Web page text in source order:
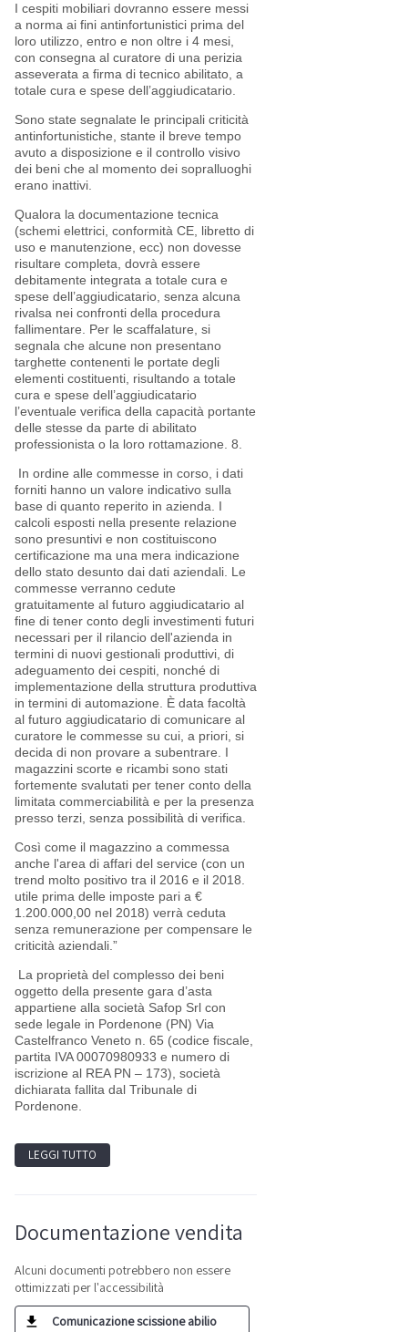
I cespiti mobiliari dovranno essere messi
a norma ai fini antinfortunistici prima del
loro utilizzo, entro e non oltre i 4 mesi,
con consegna al curatore di una perizia
asseverata a firma di tecnico abilitato, a
totale cura e spese dell’aggiudicatario.
Sono state segnalate le principali criticità
antinfortunistiche, stante il breve tempo
avuto a disposizione e il controllo visivo
dei beni che al momento dei sopralluoghi
erano inattivi.
Qualora la documentazione tecnica
(schemi elettrici, conformità CE, libretto di
uso e manutenzione, ecc) non dovesse
risultare completa, dovrà essere
debitamente integrata a totale cura e
spese dell’aggiudicatario, senza alcuna
rivalsa nei confronti della procedura
fallimentare. Per le scaffalature, si
segnala che alcune non presentano
targhette contenenti le portate degli
elementi costituenti, risultando a totale
cura e spese dell’aggiudicatario
l’eventuale verifica della capacità portante
delle stesse da parte di abilitato
professionista o la loro rottamazione. 8.
In ordine alle commesse in corso, i dati
forniti hanno un valore indicativo sulla
base di quanto reperito in azienda. I
calcoli esposti nella presente relazione
sono presuntivi e non costituiscono
certificazione ma una mera indicazione
dello stato desunto dai dati aziendali. Le
commesse verranno cedute
gratuitamente al futuro aggiudicatario al
fine di tener conto degli investimenti futuri
necessari per il rilancio dell'azienda in
termini di nuovi gestionali produttivi, di
adeguamento dei cespiti, nonché di
implementazione della struttura produttiva
in termini di automazione. È data facoltà
al futuro aggiudicatario di comunicare al
curatore le commesse su cui, a priori, si
decida di non provare a subentrare. I
magazzini scorte e ricambi sono stati
fortemente svalutati per tener conto della
limitata commerciabilità e per la presenza
presso terzi, senza possibilità di verifica.
Così come il magazzino a commessa
anche l'area di affari del service (con un
trend molto positivo tra il 2016 e il 2018.
utile prima delle imposte pari a €
1.200.000,00 nel 2018) verrà ceduta
senza remunerazione per compensare le
criticità aziendali.”
La proprietà del complesso dei beni
oggetto della presente gara d’asta
appartiene alla società Safop Srl con
sede legale in Pordenone (PN) Via
Castelfranco Veneto n. 65 (codice fiscale,
partita IVA 00070980933 e numero di
iscrizione al REA PN – 173), società
dichiarata fallita dal Tribunale di
Pordenone.
LEGGI TUTTO
Documentazione vendita
Alcuni documenti potrebbero non essere
ottimizzati per l'accessibilità
Comunicazione scissione abilio